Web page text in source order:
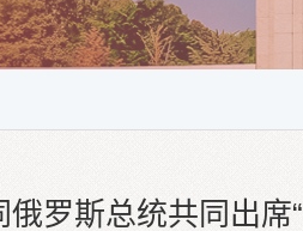
俄罗斯总统共同出席